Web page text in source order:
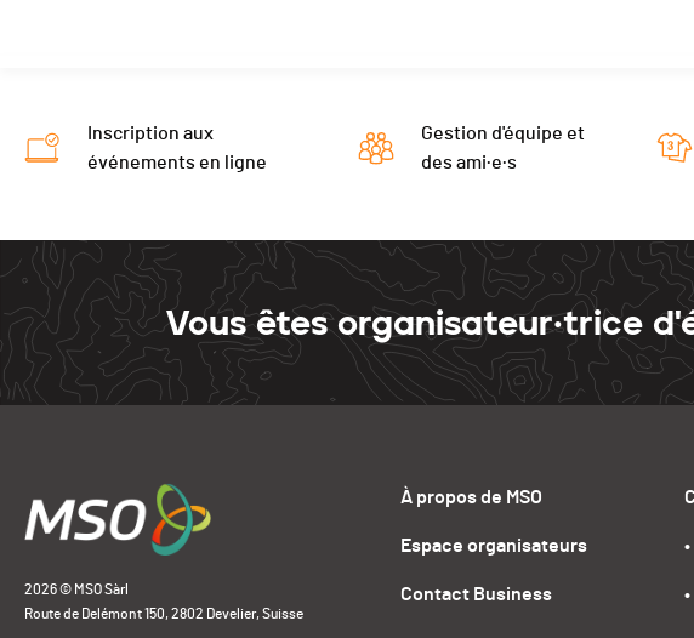
Inscription aux
événements en ligne
Gestion d'équipe et
des ami·e·s
Vous êtes organisateur·trice
2026 © MSO Sàrl
Route de Delémont 150, 2802 Develier, Suisse
À propos de MSO
Espace organisateurs
Contact Business